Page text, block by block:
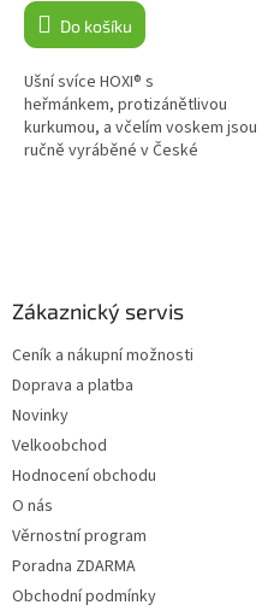
Do košíku
Ušní svíce HOXI® s
heřmánkem, protizánětlivou
kurkumou, a včelím voskem jsou
ručně vyráběné v České
Zákaznický servis
Ceník a nákupní možnosti
Doprava a platba
Novinky
Velkoobchod
Hodnocení obchodu
O nás
Věrnostní program
Poradna ZDARMA
Obchodní podmínky